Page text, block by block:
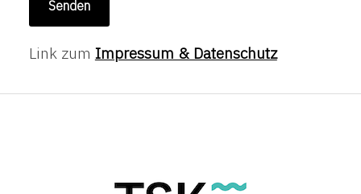
Link zum Impressum & Datenschutz